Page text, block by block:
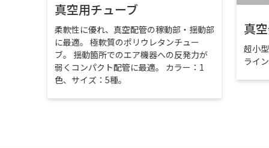
真空用チューブ
柔軟性に優れ、真空配管の稼動部・揺動部
に最適。 極軟質のポリウレタンチュー
ブ。 揺動箇所でのエア機器への反発力が
弱くコンパクト配管に最適。 カラー：1
色、サイズ：5種。
真
超小
ライ